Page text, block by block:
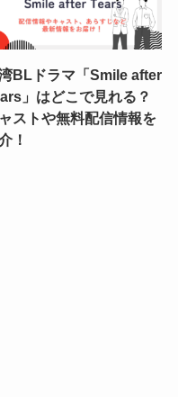
BLドラマ「Smile after
」はどこで見れる？
ストや無料配信情報を
！